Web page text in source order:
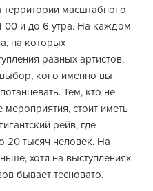
территории масштабного
00 и до 6 утра. На каждом
на которых
разных артистов.
кого именно вы
Тем, кто не
стоит иметь
рейв, где
20 тысяч человек. На
хотя на выступлениях
бывает тесновато.